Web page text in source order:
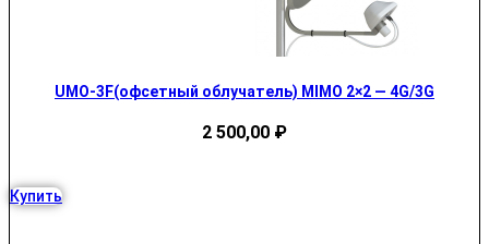
UMO-3F(офсетный облучатель) MIMO 2×2 — 4G/3G
2 500,00 ₽
Купить